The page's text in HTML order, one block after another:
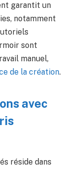
garantit un
notamment
sont
manuel,
de la création.
avec
réside dans